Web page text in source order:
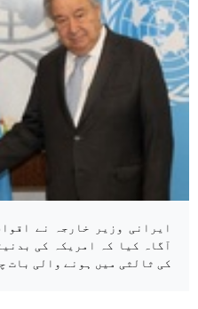
ایرانی وزیر خارجہ نے
آگاہ کیا کہ امریکہ کی
کی ثالثی میں ہونے والی بات